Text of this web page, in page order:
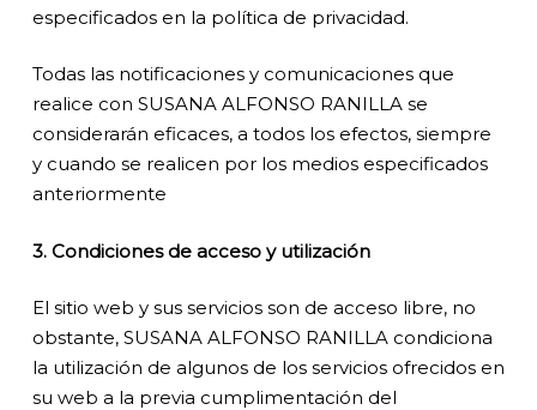
especificados en la política de privacidad.
Todas las notificaciones y comunicaciones que
realice con SUSANA ALFONSO RANILLA se
considerarán eficaces, a todos los efectos, siempre
y cuando se realicen por los medios especificados
anteriormente
3. Condiciones de acceso y utilización
El sitio web y sus servicios son de acceso libre, no
obstante, SUSANA ALFONSO RANILLA condiciona
la utilización de algunos de los servicios ofrecidos en
su web a la previa cumplimentación del